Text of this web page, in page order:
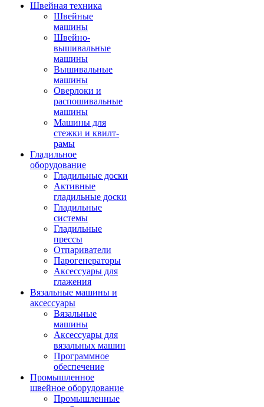
Швейная техника
Швейные
машины
Швейно-
вышивальные
машины
Вышивальные
машины
Оверлоки и
распошивальные
машины
Машины для
стежки и квилт-
рамы
Гладильное
оборудование
Гладильные доски
Активные
гладильные доски
Гладильные
системы
Гладильные
прессы
Отпариватели
Парогенераторы
Аксессуары для
глажения
Вязальные машины и
аксессуары
Вязальные
машины
Аксессуары для
вязальных машин
Программное
обеспечение
Промышленное
швейное оборудование
Промышленные